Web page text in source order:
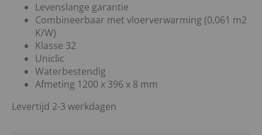
Levenslange garantie
Combineerbaar met vloerverwarming (0,061 m2
K/W)
Klasse 32
Uniclic
Waterbestendig
Afmeting 1200 x 396 x 8 mm
Levertijd 2-3 werkdagen